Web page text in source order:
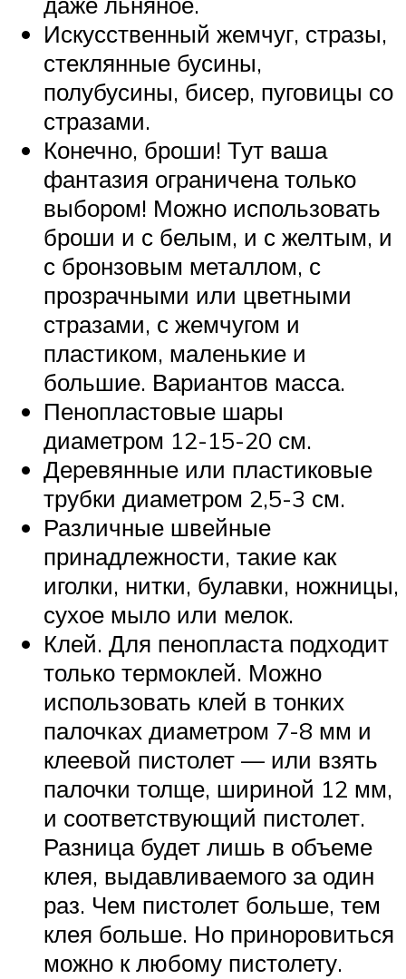
Искусственный жемчуг, стразы,
стеклянные бусины,
полубусины, бисер, пуговицы со
стразами.
Конечно, броши! Тут ваша
фантазия ограничена только
выбором! Можно использовать
броши и с белым, и с желтым, и
с бронзовым металлом, с
прозрачными или цветными
стразами, с жемчугом и
пластиком, маленькие и
большие. Вариантов масса.
Пенопластовые шары
диаметром 12-15-20 см.
Деревянные или пластиковые
трубки диаметром 2,5-3 см.
Различные швейные
принадлежности, такие как
иголки, нитки, булавки, ножницы,
сухое мыло или мелок.
Клей. Для пенопласта подходит
только термоклей. Можно
использовать клей в тонких
палочках диаметром 7-8 мм и
клеевой пистолет — или взять
палочки толще, шириной 12 мм,
и соответствующий пистолет.
Разница будет лишь в объеме
клея, выдавливаемого за один
раз. Чем пистолет больше, тем
клея больше. Но приноровиться
можно к любому пистолету.